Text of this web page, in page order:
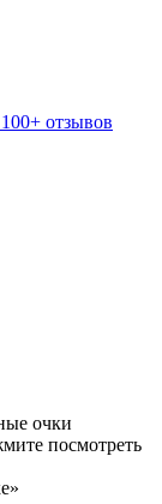
100+ отзывов
очки
посмотреть